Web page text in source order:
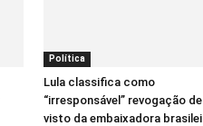
Política
Lula classifica como
“irresponsável” revogação de
visto da embaixadora